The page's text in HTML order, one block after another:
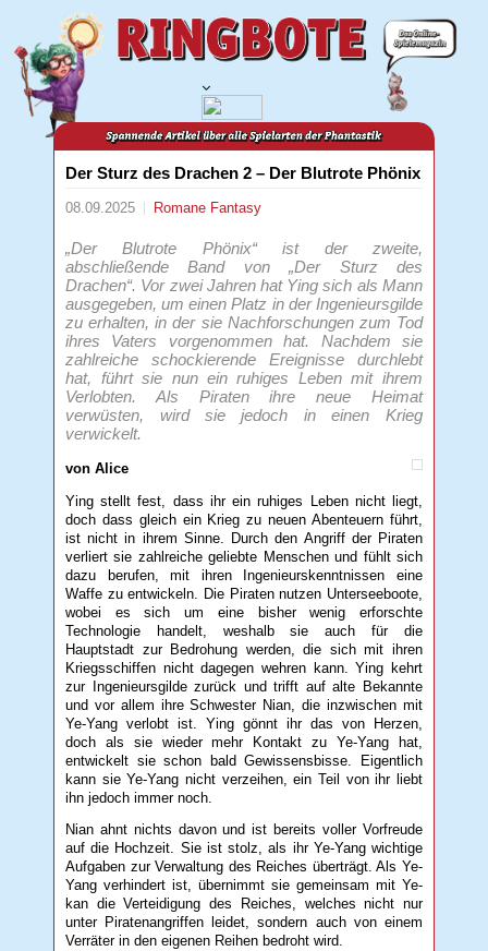
Der Sturz des Drachen 2 – Der Blutrote Phönix
08.09.2025 Romane Fantasy
„Der Blutrote Phönix“ ist der zweite,
abschließende Band von „Der Sturz des
Drachen“. Vor zwei Jahren hat Ying sich als Mann
ausgegeben, um einen Platz in der Ingenieursgilde
zu erhalten, in der sie Nachforschungen zum Tod
ihres Vaters vorgenommen hat. Nachdem sie
zahlreiche schockierende Ereignisse durchlebt
hat, führt sie nun ein ruhiges Leben mit ihrem
Verlobten. Als Piraten ihre neue Heimat
verwüsten, wird sie jedoch in einen Krieg
verwickelt.
von Alice
Ying stellt fest, dass ihr ein ruhiges Leben nicht liegt,
doch dass gleich ein Krieg zu neuen Abenteuern führt,
ist nicht in ihrem Sinne. Durch den Angriff der Piraten
verliert sie zahlreiche geliebte Menschen und fühlt sich
dazu berufen, mit ihren Ingenieurskenntnissen eine
Waffe zu entwickeln. Die Piraten nutzen Unterseeboote,
wobei es sich um eine bisher wenig erforschte
Technologie handelt, weshalb sie auch für die
Hauptstadt zur Bedrohung werden, die sich mit ihren
Kriegsschiffen nicht dagegen wehren kann. Ying kehrt
zur Ingenieursgilde zurück und trifft auf alte Bekannte
und vor allem ihre Schwester Nian, die inzwischen mit
Ye-Yang verlobt ist. Ying gönnt ihr das von Herzen,
doch als sie wieder mehr Kontakt zu Ye-Yang hat,
entwickelt sie schon bald Gewissensbisse. Eigentlich
kann sie Ye-Yang nicht verzeihen, ein Teil von ihr liebt
ihn jedoch immer noch.
Nian ahnt nichts davon und ist bereits voller Vorfreude
auf die Hochzeit. Sie ist stolz, als ihr Ye-Yang wichtige
Aufgaben zur Verwaltung des Reiches überträgt. Als Ye-
Yang verhindert ist, übernimmt sie gemeinsam mit Ye-
kan die Verteidigung des Reiches, welches nicht nur
unter Piratenangriffen leidet, sondern auch von einem
Verräter in den eigenen Reihen bedroht wird.